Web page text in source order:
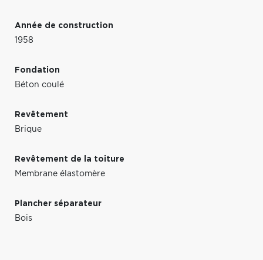
Année de construction
1958
Fondation
Béton coulé
Revêtement
Brique
Revêtement de la toiture
Membrane élastomère
Plancher séparateur
Bois